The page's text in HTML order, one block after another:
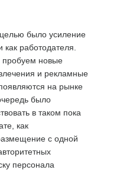
было усиление
работодателя.
пробуем новые
и рекламные
на рынке
было
в таком пока
как
с одной
персонала